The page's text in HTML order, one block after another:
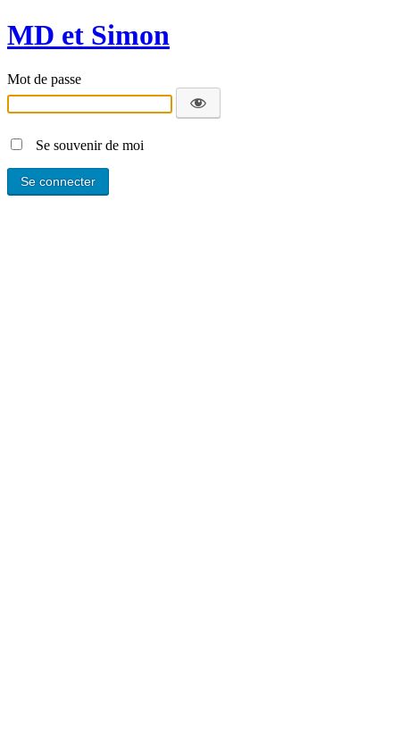
MD et Simon
Mot de passe
Se souvenir de moi